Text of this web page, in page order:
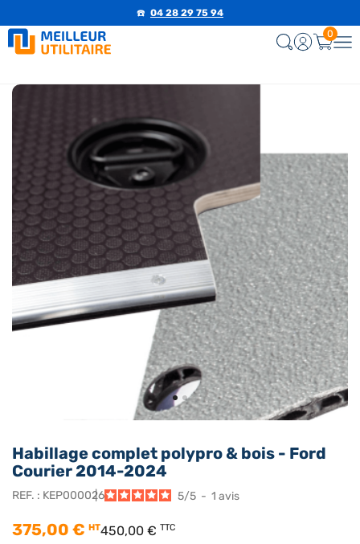
Habillage complet polypro & bois - Ford
Courier 2014-2024
REF. : KEP000026 5/5 - 1 avis
375,00 € HT450,00 € TTC
☎️ 04 28 29 75 94
0